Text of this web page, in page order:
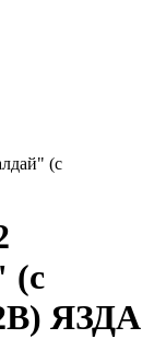
(с
(с
ЯЗДА